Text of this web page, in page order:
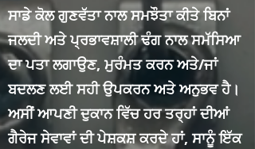
ਸਾਡੇ ਕੋਲ ਗੁਣਵੱਤਾ ਨਾਲ ਸਮਝੌਤਾ ਕੀਤੇ ਬਿਨਾਂ
ਜਲਦੀ ਅਤੇ ਪ੍ਰਭਾਵਸ਼ਾਲੀ ਢੰਗ ਨਾਲ ਸਮੱਸਿਆ
ਦਾ ਪਤਾ ਲਗਾਉਣ, ਮੁਰੰਮਤ ਕਰਨ ਅਤੇ/ਜਾਂ
ਬਦਲਣ ਲਈ ਸਹੀ ਉਪਕਰਨ ਅਤੇ ਅਨੁਭਵ ਹੈ।
ਅਸੀਂ ਆਪਣੀ ਦੁਕਾਨ ਵਿੱਚ ਹਰ ਤਰ੍ਹਾਂ ਦੀਆਂ
ਗੈਰੇਜ ਸੇਵਾਵਾਂ ਦੀ ਪੇਸ਼ਕਸ਼ ਕਰਦੇ ਹਾਂ, ਸਾਨੂੰ ਇੱਕ